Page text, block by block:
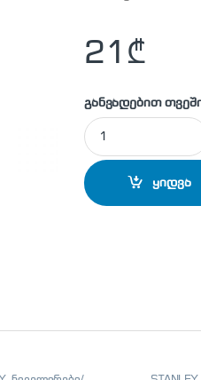
21 ₾
განვადებით
STANLEY - 0-16-
ყიდვა